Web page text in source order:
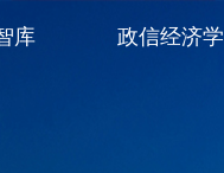
库 政信经济学